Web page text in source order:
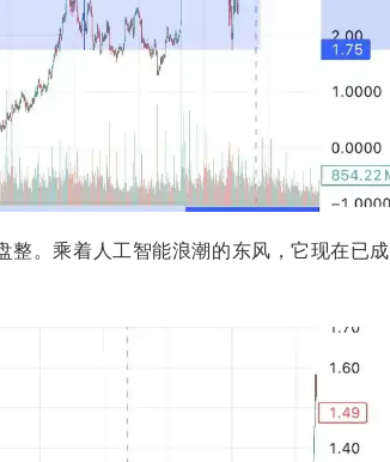
。乘着人工智能浪潮的东风，它现在已成